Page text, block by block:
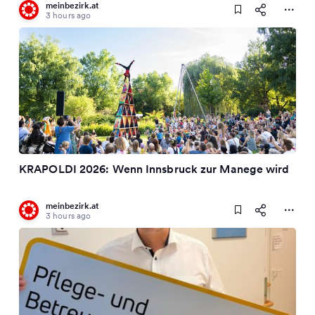
meinbezirk.at
3 hours ago
KRAPOLDI 2026: Wenn Innsbruck zur Manege wird
meinbezirk.at
3 hours ago